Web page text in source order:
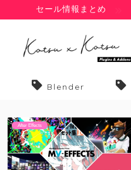
セール情報まとめ
Blender
After Effects